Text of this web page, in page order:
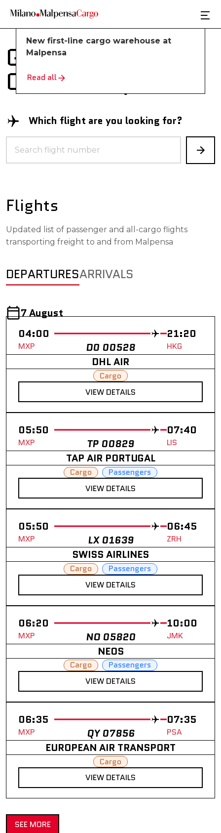
Global Cargo
Community
New first-line cargo warehouse at
Malpensa
Read all
Which flight are you looking for?
Flights
Updated list of passenger and all-cargo flights
transporting freight to and from Malpensa
DEPARTURESARRIVALS
7 August
04:00
MXP D0 00528
21:20
HKG
DHL AIR
Cargo
VIEW DETAILS
05:50
MXP TP 00829
07:40
LIS
TAP AIR PORTUGAL
Cargo
Passengers
VIEW DETAILS
05:50
MXP LX 01639
06:45
ZRH
SWISS AIRLINES
Cargo
Passengers
VIEW DETAILS
06:20
MXP NO 05820
10:00
JMK
NEOS
Cargo
Passengers
VIEW DETAILS
06:35
MXP QY 07856
07:35
PSA
EUROPEAN AIR TRANSPORT
Cargo
VIEW DETAILS
SEE MORE